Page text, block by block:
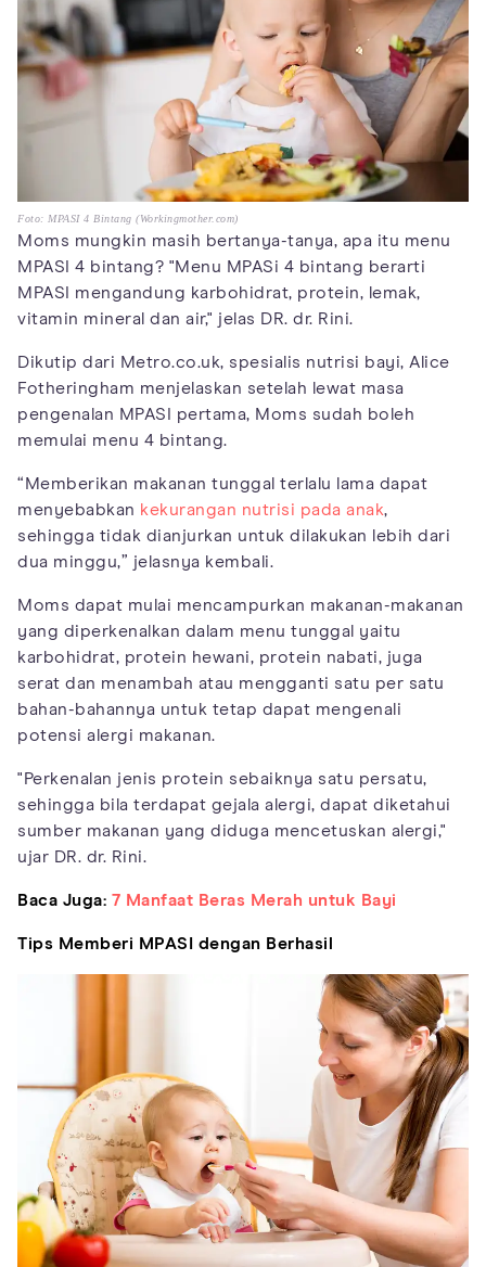
Foto: MPASI 4 Bintang (Workingmother.com)
Moms mungkin masih bertanya-tanya, apa itu menu
MPASI 4 bintang? "Menu MPASi 4 bintang berarti
MPASI mengandung karbohidrat, protein, lemak,
vitamin mineral dan air," jelas DR. dr. Rini.
Dikutip dari Metro.co.uk, spesialis nutrisi bayi, Alice
Fotheringham menjelaskan setelah lewat masa
pengenalan MPASI pertama, Moms sudah boleh
memulai menu 4 bintang.
“Memberikan makanan tunggal terlalu lama dapat
menyebabkan kekurangan nutrisi pada anak,
sehingga tidak dianjurkan untuk dilakukan lebih dari
dua minggu,” jelasnya kembali.
Moms dapat mulai mencampurkan makanan-makanan
yang diperkenalkan dalam menu tunggal yaitu
karbohidrat, protein hewani, protein nabati, juga
serat dan menambah atau mengganti satu per satu
bahan-bahannya untuk tetap dapat mengenali
potensi alergi makanan.
"Perkenalan jenis protein sebaiknya satu persatu,
sehingga bila terdapat gejala alergi, dapat diketahui
sumber makanan yang diduga mencetuskan alergi,"
ujar DR. dr. Rini.
Baca Juga: 7 Manfaat Beras Merah untuk Bayi
Tips Memberi MPASI dengan Berhasil